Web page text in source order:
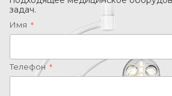
задач.
Имя *
Телефон *